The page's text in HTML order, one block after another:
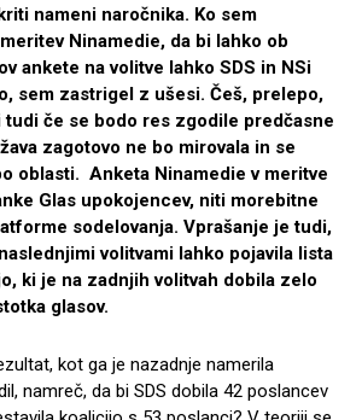
nameni naročnika. Ko sem
Ninamedie, da bi lahko ob
ankete na volitve lahko SDS in NSi
sem zastrigel z ušesi. Češ, prelepo,
tudi če se bodo res zgodile predčasne
zagotovo ne bo mirovala in se
oblasti. Anketa Ninamedie v meritve
Glas upokojencev, niti morebitne
sodelovanja. Vprašanje je tudi,
volitvami lahko pojavila lista
ki je na zadnjih volitvah dobila zelo
glasov.
kot ga je nazadnje namerila
namreč, da bi SDS dobila 42 poslancev